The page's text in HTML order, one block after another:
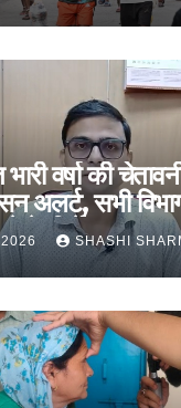
वर्षा की
अलर्ट, सभी
के निर्देशSHASHI